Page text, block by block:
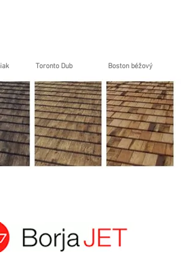
Toronto Dub Boston béžový